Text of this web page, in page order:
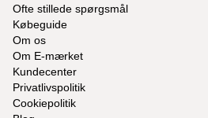
Ofte stillede spørgsmål
Købeguide
Om os
Om E-mærket
Kundecenter
Privatlivspolitik
Cookiepolitik